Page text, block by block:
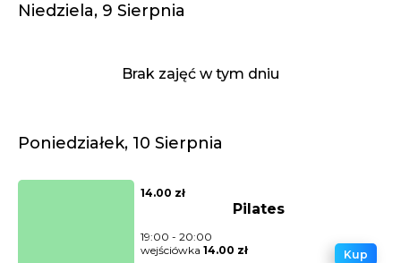
Niedziela, 9 Sierpnia
Brak zajęć w tym dniu
Poniedziałek, 10 Sierpnia
14.00 zł
Pilates
19:00 - 20:00
wejściówka 14.00 zł Kup